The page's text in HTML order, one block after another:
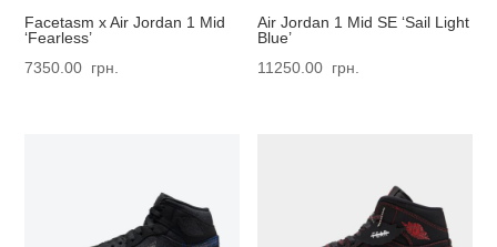
Facetasm x Air Jordan 1 Mid
‘Fearless’
7350.00 грн.
Air Jordan 1 Mid SE ‘Sail Light
Blue’
11250.00 грн.